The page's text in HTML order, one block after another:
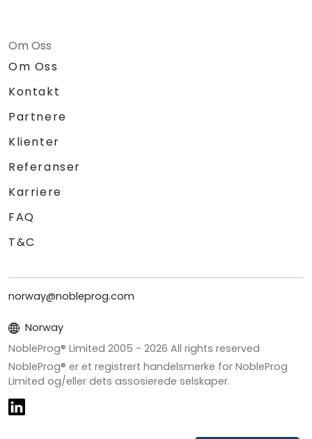
Om Oss
Om Oss
Kontakt
Partnere
Klienter
Referanser
Karriere
FAQ
T&C
norway@nobleprog.com
Norway
NobleProg® Limited 2005 - 2026 All rights reserved
NobleProg® er et registrert handelsmerke for NobleProg
Limited og/eller dets assosierede selskaper.